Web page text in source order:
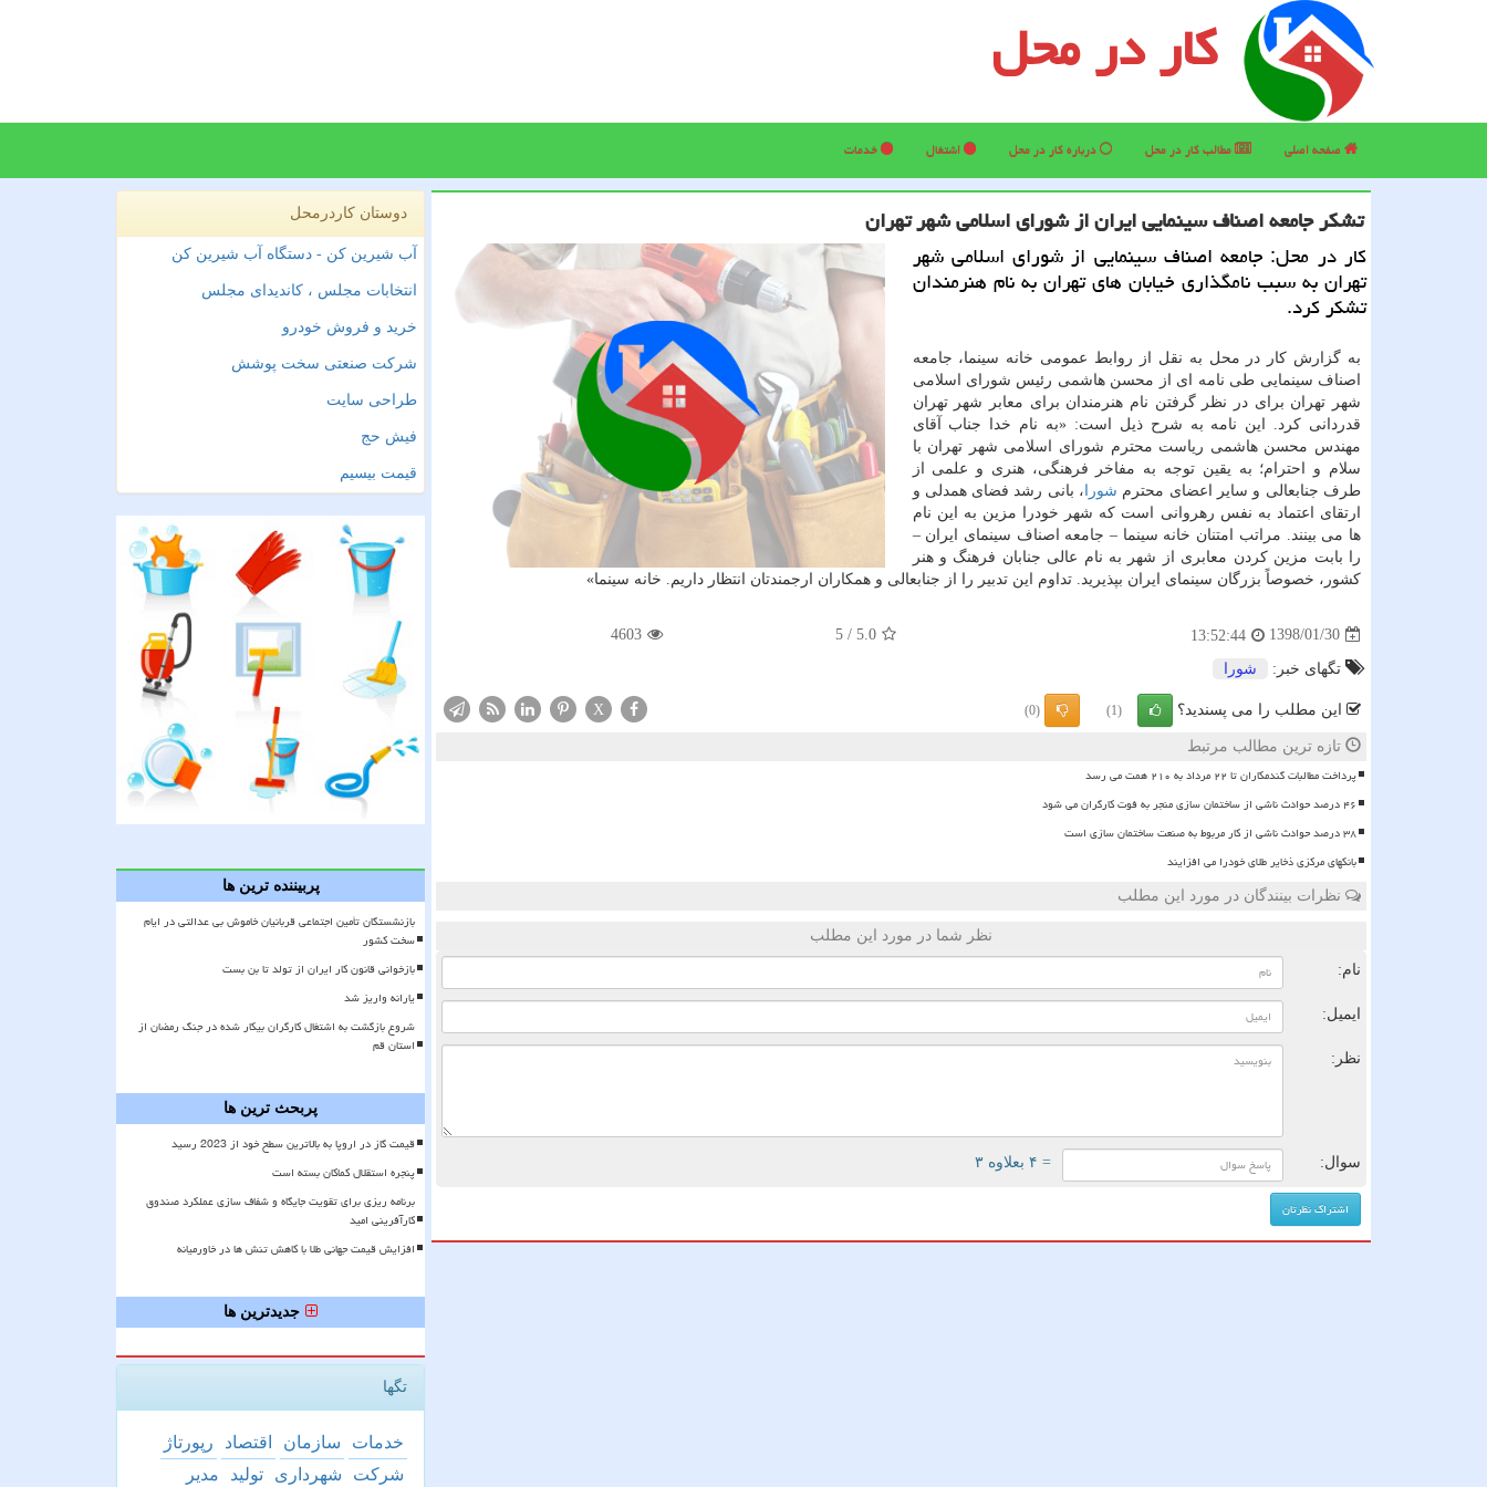
کار در محل
صفحه اصلی مطالب كار در محل درباره كار در محل اشتغال خدمات
تشكر جامعه اصناف سینمایی ایران از شورای اسلامی شهر تهران
كار در محل: جامعه اصناف سینمایی از شورای اسلامی شهر
تهران به سبب نامگذاری خیابان های تهران به نام هنرمندان
تشكر كرد.
به گزارش كار در محل به نقل از روابط عمومی خانه سینما، جامعه
اصناف سینمایی طی نامه ای از محسن هاشمی رئیس شورای اسلامی
شهر تهران برای در نظر گرفتن نام هنرمندان برای معابر شهر تهران
قدردانی كرد. این نامه به شرح ذیل است: «به نام خدا جناب آقای
مهندس محسن هاشمی ریاست محترم شورای اسلامی شهر تهران با
سلام و احترام؛ به یقین توجه به مفاخر فرهنگی، هنری و علمی از
طرف جنابعالی و سایر اعضای محترم شورا ، بانی رشد فضای همدلی و
ارتقای اعتماد به نفس رهروانی است كه شهر خودرا مزین به این نام
ها می بینند. مراتب امتنان خانه سینما – جامعه اصناف سینمای ایران –
را بابت مزین كردن معابری از شهر به نام عالی جنابان فرهنگ و هنر
كشور، خصوصاً بزرگان سینمای ایران بپذیرید. تداوم این تدبیر را از جنابعالی و همكاران ارجمندتان انتظار داریم. خانه سینما»
1398/01/30
13:52:44
5.0
/
5
4603
تگهای خبر: شورا
این مطلب را می پسندید؟ (1)
(0)
X
تازه ترین مطالب مرتبط
پرداخت مطالبات گندمکاران تا ۲۲ مرداد به ۲۱۰ همت می رسد
۴۶ درصد حوادث ناشی از ساختمان سازی منجر به فوت کارگران می شود
۳۸ درصد حوادث ناشی از کار مربوط به صنعت ساختمان سازی است
بانکهای مرکزی ذخایر طلای خودرا می افزایند
نظرات بینندگان در مورد این مطلب
نظر شما در مورد این مطلب
نام:
ایمیل:
نظر:
سوال: = ۴ بعلاوه ۳
دوستان کاردرمحل
آب شیرین کن - دستگاه آب شیرین کن
انتخابات مجلس ، کاندیدای مجلس
خرید و فروش خودرو
شرکت صنعتی سخت پوشش
طراحی سایت
فیش حج
قیمت بیسیم
پربیننده ترین ها
بازنشستگان تأمین اجتماعی قربانیان خاموش بی عدالتی در ایام
سخت کشور
بازخوانی قانون کار ایران از تولد تا بن بست
یارانه واریز شد
شروع بازگشت به اشتغال کارگران بیکار شده در جنگ رمضان از
استان قم
پربحث ترین ها
قیمت گاز در اروپا به بالاترین سطح خود از 2023 رسید
پنجره استقلال کماکان بسته است
برنامه ریزی برای تقویت جایگاه و شفاف سازی عملکرد صندوق
کارآفرینی امید
افزایش قیمت جهانی طلا با کاهش تنش ها در خاورمیانه
جدیدترین ها
تگها
خدمات سازمان اقتصاد
رپورتاژ
شركت
شهرداری تولید مدیر